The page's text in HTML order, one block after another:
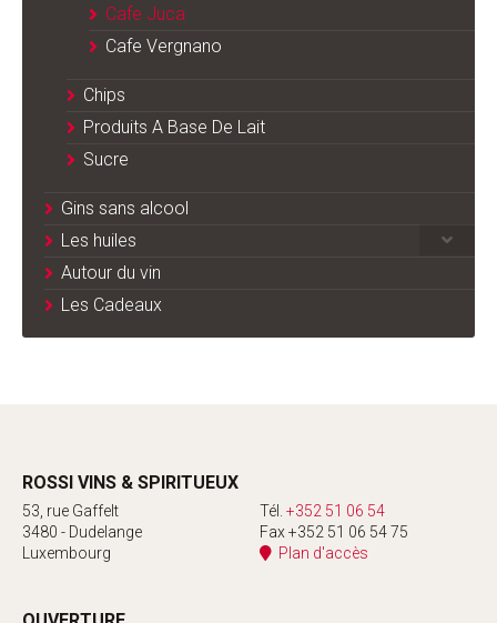
Cafe Juca
Cafe Vergnano
Chips
Produits A Base De Lait
Sucre
Gins sans alcool
Les huiles
Autour du vin
Les Cadeaux
ROSSI VINS & SPIRITUEUX
53, rue Gaffelt
3480 - Dudelange
Luxembourg
Tél. +352 51 06 54
Fax +352 51 06 54 75
Plan d'accès